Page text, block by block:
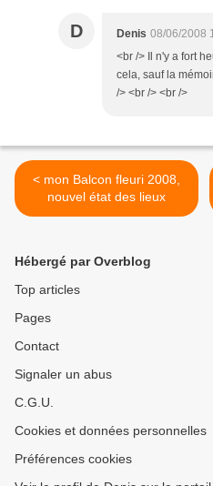
D Denis 08/06/2008
<br /> Il n'y a fort
cela, sauf la
/> <br /> <br />
< mon Balcon fleuri 2008,
nouvel état des lieux
Hébergé par Overblog
Top articles
Pages
Contact
Signaler un abus
C.G.U.
Cookies et données personnelles
Préférences cookies